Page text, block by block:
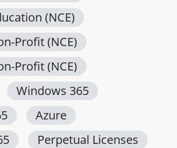
(NCE)
Profit (NCE)
Profit (NCE)
Windows 365
Azure
Perpetual Licenses